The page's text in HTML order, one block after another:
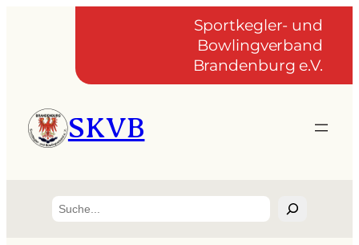
Sportkegler- und
Bowlingverband
Brandenburg e.V.
SKVB
Suchen